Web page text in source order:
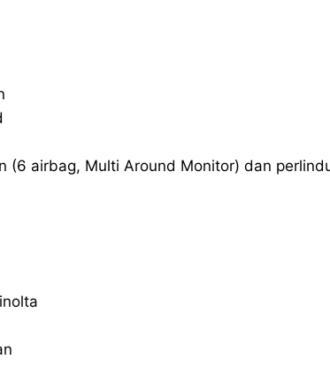
(6 airbag, Multi Around Monitor) dan